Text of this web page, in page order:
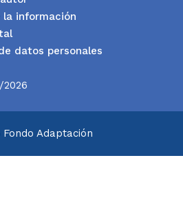
información
datos personales
Adaptación